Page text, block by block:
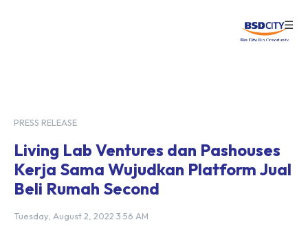
☰
PRESS RELEASE
Living Lab Ventures dan Pashouses
Kerja Sama Wujudkan Platform Jual
Beli Rumah Second
Tuesday, August 2, 2022 3:56 AM